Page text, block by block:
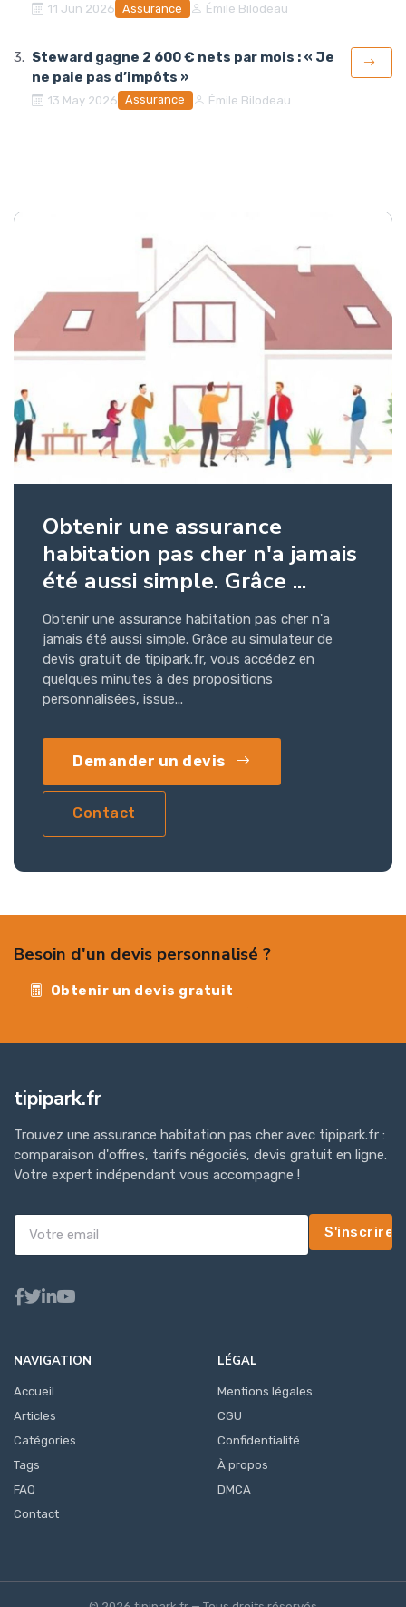
11 Jun 2026 Assurance Émile Bilodeau
Steward gagne 2 600 € nets par mois : « Je
ne paie pas d’impôts »
13 May 2026 Assurance Émile Bilodeau
Obtenir une assurance
habitation pas cher n'a jamais
été aussi simple. Grâce ...
Obtenir une assurance habitation pas cher n'a
jamais été aussi simple. Grâce au simulateur de
devis gratuit de tipipark.fr, vous accédez en
quelques minutes à des propositions
personnalisées, issue...
Demander un devis
Contact
Besoin d'un devis personnalisé ?
Obtenir un devis gratuit
tipipark.fr
Trouvez une assurance habitation pas cher avec tipipark.fr :
comparaison d'offres, tarifs négociés, devis gratuit en ligne.
Votre expert indépendant vous accompagne !
S'inscrire
NAVIGATION
Accueil
Articles
Catégories
Tags
FAQ
Contact
LÉGAL
Mentions légales
CGU
Confidentialité
À propos
DMCA